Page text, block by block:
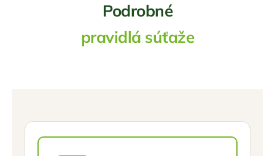
Podrobné
pravidlá súťaže